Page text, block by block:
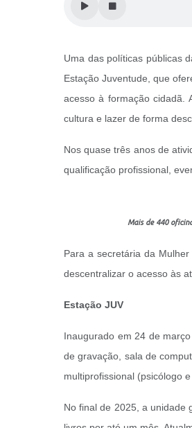
Uma das políticas públicas
Estação Juventude, que
acesso à formação cidadã.
cultura e lazer de forma
Nos quase três anos de
qualificação profissional,
Mais de 440
Para a secretária da
descentralizar o acesso às
Estação JUV
Inaugurado em 24 de
de gravação, sala de
multiprofissional (psicólogo
No final de 2025, a unidade